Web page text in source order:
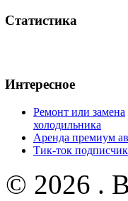
Статистика
Интересное
Ремонт или замена
холодильника
Аренда премиум
Тик-ток
© 2026 .